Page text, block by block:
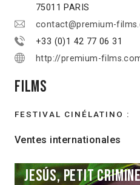
75011 PARIS
contact@premium-
+33 (0)1 42 77 06 31
http://premium-
Films
FESTIVAL CINÉLATINO :
Ventes internationales
Jesús, petit